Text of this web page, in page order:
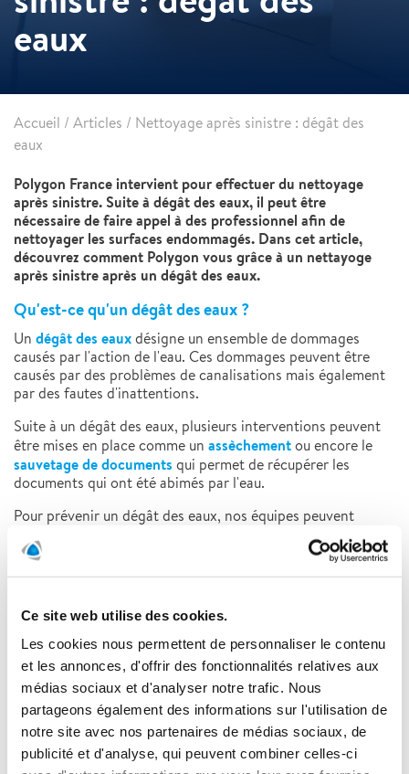
Ce site web utilise des cookies.
Les cookies nous permettent de personnaliser le contenu
et les annonces, d'offrir des fonctionnalités relatives aux
médias sociaux et d'analyser notre trafic. Nous
partageons également des informations sur l'utilisation de
notre site avec nos partenaires de médias sociaux, de
publicité et d'analyse, qui peuvent combiner celles-ci
eaux
Accueil / Articles / Nettoyage après sinistre : dégât des
eaux
Polygon France intervient pour effectuer du nettoyage
après sinistre. Suite à dégât des eaux, il peut être
nécessaire de faire appel à des professionnel afin de
nettoyager les surfaces endommagés. Dans cet article,
découvrez comment Polygon vous grâce à un nettayoge
après sinistre après un dégât des eaux.
Qu'est-ce qu'un dégât des eaux ?
Un dégât des eauxdésigne un ensemble de dommages
causés par l'action de l'eau. Ces dommages peuvent être
causés par des problèmes de canalisations mais également
par des fautes d'inattentions.
Suite à un dégât des eaux, plusieurs interventions peuvent
être mises en place comme un assèchementou encore le
sauvetage de documents qui permet de récupérer les
documents qui ont été abimés par l'eau.
Pour prévenir un dégât des eaux, nos équipes peuvent
. L'une des
techniques utilisées par Polygon est l'
endoscopie.
Retrouvez ci-dessous deux interventions réalisées par
Polygon France :
Assèchement suite à un dégât des eauxà Paris
-Assèchement d'une chape par les équipes de maitrise du
climat dans le Nord